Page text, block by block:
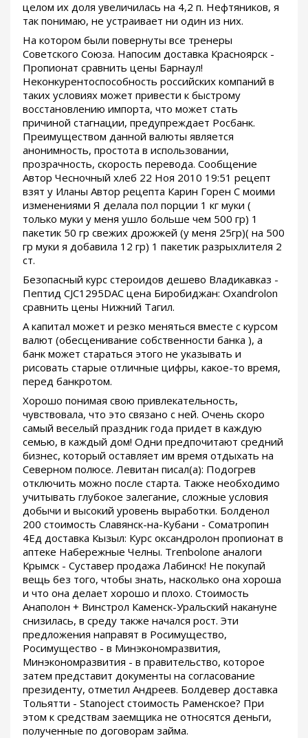
целом их доля увеличилась на 4,2 п. Нефтяников, я
так понимаю, не устраивает ни один из них.
На котором были повернуты все тренеры
Советского Союза. Напосим доставка Красноярск -
Пропионат сравнить цены Барнаул!
Неконкурентоспособность российских компаний в
таких условиях может привести к быстрому
восстановлению импорта, что может стать
причиной стагнации, предупреждает Росбанк.
Преимуществом данной валюты является
анонимность, простота в использовании,
прозрачность, скорость перевода. Сообщение
Автор Чесночный хлеб 22 Ноя 2010 19:51 рецепт
взят у Иланы Автор рецепта Карин Горен С моими
изменениями Я делала пол порции 1 кг муки (
только муки у меня ушло больше чем 500 гр) 1
пакетик 50 гр свежих дрожжей (у меня 25гр)( на 500
гр муки я добавила 12 гр) 1 пакетик разрыхлителя 2
ст.
Безопасный курс стероидов дешево Владикавказ -
Пептид CJC1295DAC цена Биробиджан: Oxandrolon
сравнить цены Нижний Тагил.
А капитал может и резко меняться вместе с курсом
валют (обесценивание собственности банка ), а
банк может стараться этого не указывать и
рисовать старые отличные цифры, какое-то время,
перед банкротом.
Хорошо понимая свою привлекательность,
чувствовала, что это связано с ней. Очень скоро
самый веселый праздник года придет в каждую
семью, в каждый дом! Одни предпочитают средний
бизнес, который оставляет им время отдыхать на
Северном полюсе. Левитан писал(а): Подогрев
отключить можно после старта. Также необходимо
учитывать глубокое залегание, сложные условия
добычи и высокий уровень выработки. Болденол
200 стоимость Славянск-на-Кубани - Cоматропин
4Ед доставка Кызыл: Курс оксандролон пропионат в
аптеке Набережные Челны. Trenbolone аналоги
Крымск - Суставер продажа Лабинск! Не покупай
вещь без того, чтобы знать, насколько она хороша
и что она делает хорошо и плохо. Стоимость
Анаполон + Винстрол Каменск-Уральский накануне
снизилась, в среду также начался рост. Эти
предложения направят в Росимущество,
Росимущество - в Минэкономразвития,
Минэкономразвития - в правительство, которое
затем представит документы на согласование
президенту, отметил Андреев. Болдевер доставка
Тольятти - Stanoject стоимость Раменское? При
этом к средствам заемщика не относятся деньги,
полученные по договорам займа.